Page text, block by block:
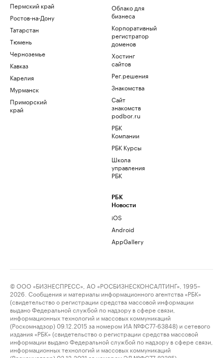
Пермский край
Ростов-на-Дону
Татарстан
Тюмень
Черноземье
Кавказ
Карелия
Мурманск
Приморский
край
Облако для
бизнеса
Корпоративный
регистратор
доменов
Хостинг
сайтов
Рег.решения
Знакомства
Сайт
знакомств
podbor.ru
РБК
Компании
РБК Курсы
Школа
управления
РБК
РБК
Новости
iOS
Android
AppGallery
© ООО «БИЗНЕСПРЕСС», АО «РОСБИЗНЕСКОНСАЛТИНГ», 1995–
2026. Сообщения и материалы информационного агентства «РБК»
(свидетельство о регистрации средства массовой информации
выдано Федеральной службой по надзору в сфере связи,
информационных технологий и массовых коммуникаций
(Роскомнадзор) 09.12.2015 за номером ИА №ФС77-63848) и сетевого
издания «РБК» (свидетельство о регистрации средства массовой
информации выдано Федеральной службой по надзору в сфере связи,
информационных технологий и массовых коммуникаций